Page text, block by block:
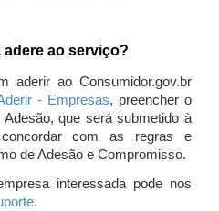
adere ao serviço?
aderir ao Consumidor.gov.br
- Empresas, preencher o
que será submetido à
com as regras e
de Adesão e Compromisso.
interessada pode nos
.